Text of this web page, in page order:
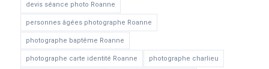
devis séance photo Roanne
personnes âgées photographe Roanne
photographe baptême Roanne
photographe carte identité Roanne photographe charlieu